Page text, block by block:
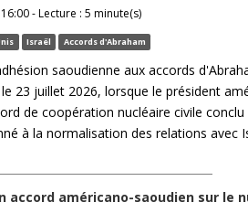
- Lecture : 5 minute(s)
Israël Accords d'Abraham
saoudienne aux accords
23 juillet 2026, lorsque le président
de coopération nucléaire civile conclu
à la normalisation des relations avec
accord américano-saoudien sur le